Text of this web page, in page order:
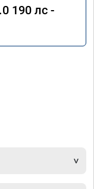
190 лс -